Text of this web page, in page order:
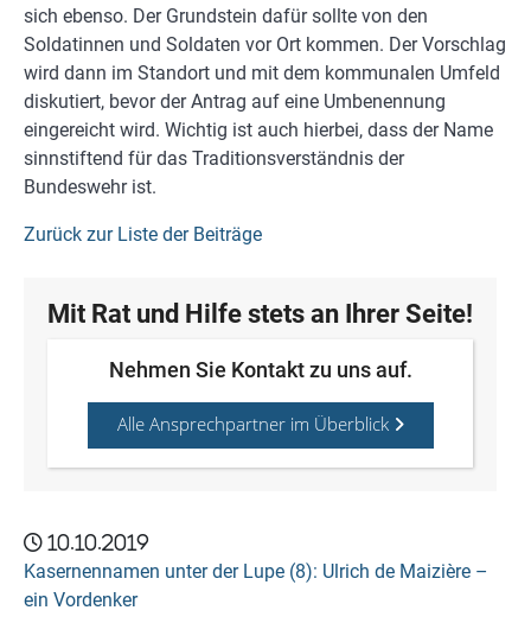
sich ebenso. Der Grundstein dafür sollte von den
Soldatinnen und Soldaten vor Ort kommen. Der Vorschlag
wird dann im Standort und mit dem kommunalen Umfeld
diskutiert, bevor der Antrag auf eine Umbenennung
eingereicht wird. Wichtig ist auch hierbei, dass der Name
sinnstiftend für das Traditionsverständnis der
Bundeswehr ist.
Zurück zur Liste der Beiträge
Mit Rat und Hilfe stets an Ihrer Seite!
Nehmen Sie Kontakt zu uns auf.
Alle Ansprechpartner im Überblick
10.10.2019
Kasernennamen unter der Lupe (8): Ulrich de Maizière –
ein Vordenker